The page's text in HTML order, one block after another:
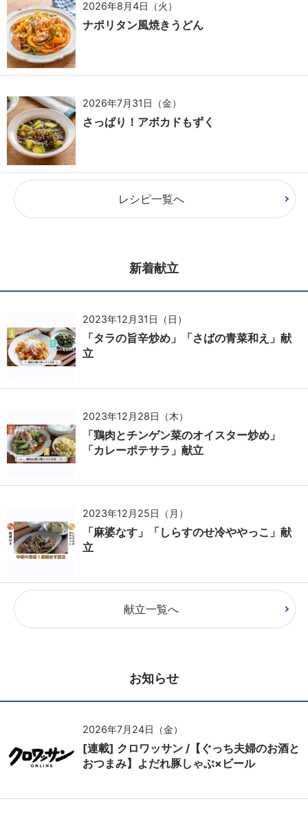
2026年8月4日（火）
ナポリタン風焼きうどん
2026年7月31日（金）
さっぱり！アボカドもずく
レシピ一覧へ
新着献立
2023年12月31日（日）
「タラの旨辛炒め」「さばの青菜和え」献
立
2023年12月28日（木）
「鶏肉とチンゲン菜のオイスター炒め」
「カレーポテサラ」献立
2023年12月25日（月）
「麻婆なす」「しらすのせ冷ややっこ」献
立
献立一覧へ
お知らせ
2026年7月24日（金）
[連載] クロワッサン /【ぐっち夫婦のお酒と
おつまみ】よだれ豚しゃぶ×ビール